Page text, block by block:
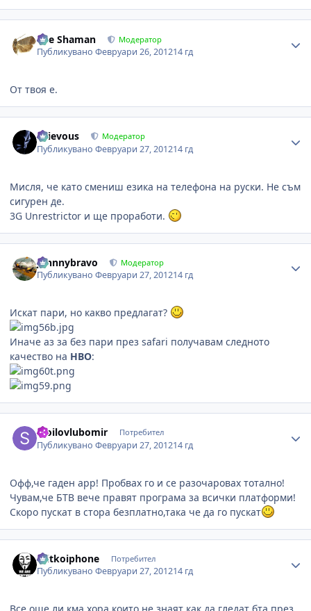
The Shaman Модератор
ПубликуваноФевруари 26, 201214 гд
От твоя е.
Grievous Модератор
ПубликуваноФевруари 27, 201214 гд
Мисля, че като смениш езика на телефона на руски. Не съм
сигурен де.
3G Unrestrictor и ще проработи.
johnnybravo Модератор
ПубликуваноФевруари 27, 201214 гд
Искат пари, но какво предлагат?
Иначе аз за без пари през safari получавам следното
качество на HBO:
stoilovlubomir Потребител
ПубликуваноФевруари 27, 201214 гд
Офф,че гаден app! Пробвах го и се разочаровах тотално!
Чувам,че БТВ вече правят програма за всички платформи!
Скоро пускат в стора безплатно,така че да го пускат
mitkoiphone Потребител
ПубликуваноФевруари 27, 201214 гд